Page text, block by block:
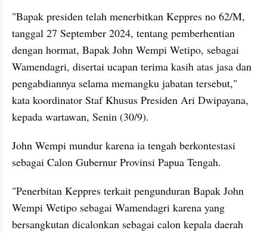
"Bapak presiden telah menerbitkan Keppres no 62/M,
tanggal 27 September 2024, tentang pemberhentian
dengan hormat, Bapak John Wempi Wetipo, sebagai
Wamendagri, disertai ucapan terima kasih atas jasa dan
pengabdiannya selama memangku jabatan tersebut,"
kata koordinator Staf Khusus Presiden Ari Dwipayana,
kepada wartawan, Senin (30/9).
John Wempi mundur karena ia tengah berkontestasi
sebagai Calon Gubernur Provinsi Papua Tengah.
"Penerbitan Keppres terkait pengunduran Bapak John
Wempi Wetipo sebagai Wamendagri karena yang
bersangkutan dicalonkan sebagai calon kepala daerah